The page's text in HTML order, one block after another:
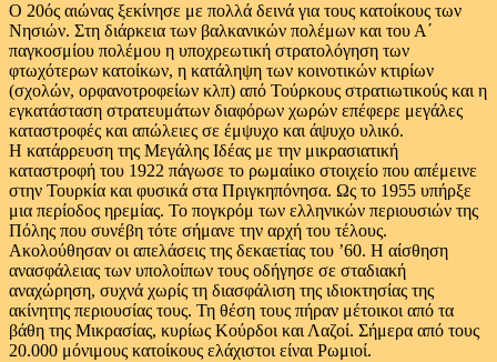
Ο 20ός αιώνας ξεκίνησε με πολλά δεινά για τους κατοίκους των
Νησιών. Στη διάρκεια των βαλκανικών πολέμων και του Α΄
παγκοσμίου πολέμου η υποχρεωτική στρατολόγηση των
φτωχότερων κατοίκων, η κατάληψη των κοινοτικών κτιρίων
(σχολών, ορφανοτροφείων κλπ) από Τούρκους στρατιωτικούς και η
εγκατάσταση στρατευμάτων διαφόρων χωρών επέφερε μεγάλες
καταστροφές και απώλειες σε έμψυχο και άψυχο υλικό.
Η κατάρρευση της Μεγάλης Ιδέας με την μικρασιατική
καταστροφή του 1922 πάγωσε το ρωμαίικο στοιχείο που απέμεινε
στην Τουρκία και φυσικά στα Πριγκηπόνησα. Ως το 1955 υπήρξε
μια περίοδος ηρεμίας. Το πογκρόμ των ελληνικών περιουσιών της
Πόλης που συνέβη τότε σήμανε την αρχή του τέλους.
Ακολούθησαν οι απελάσεις της δεκαετίας του ’60. Η αίσθηση
ανασφάλειας των υπολοίπων τους οδήγησε σε σταδιακή
αναχώρηση, συχνά χωρίς τη διασφάλιση της ιδιοκτησίας της
ακίνητης περιουσίας τους. Τη θέση τους πήραν μέτοικοι από τα
βάθη της Μικρασίας, κυρίως Κούρδοι και Λαζοί. Σήμερα από τους
20.000 μόνιμους κατοίκους ελάχιστοι είναι Ρωμιοί.